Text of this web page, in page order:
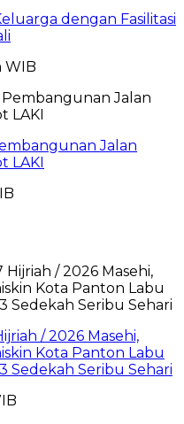
dengan Fasilitasi
WIB
Jalan
LAKI
/ 2026 Masehi,
Kota Panton Labu
Sedekah Seribu Sehari